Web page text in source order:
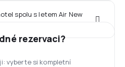
spolu s letem Air New
rezervaci?
vyberte si kompletní